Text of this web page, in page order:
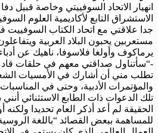
انهيار الاتحاد السوفييتي وخاصة
الاستشراق التابع لأكاديمية العلوم
جدا علاقتي مع اتحاد الكتاب
مستعربين يحبون البلاد العربية
يرماكوف وأولغا فلاسوفا، ناهيك عن
-“سأتناول صداقتي معهم في حلقات
تطلب مني أن أشارك في الأمسيات
والمؤتمرات الأدبية، وحتى في
تلك الدعوات ذات الطابع الاستثنائي
الحقيقة لم أعد أذكر العام تحديدا ولكنه
للمساهمة ببعض القصائد “باللغة